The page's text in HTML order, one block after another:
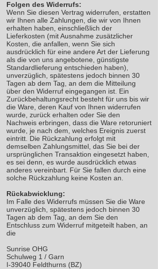
Folgen des Widerrufs:
Wenn Sie diesen Vertrag widerrufen, erstatten
wir Ihnen alle Zahlungen, die wir von Ihnen
erhalten haben, einschließlich der
Lieferkosten (mit Ausnahme zusätzlicher
Kosten, die anfallen, wenn Sie sich
ausdrücklich für eine andere Art der Lieferung
als die von uns angebotene, günstigste
Standardlieferung entschieden haben),
unverzüglich, spätestens jedoch binnen 30
Tagen ab dem Tag, an dem die Mitteilung
über den Widerruf eingegangen ist. Ein
Zurückbehaltungsrecht besteht für uns bis wir
die Ware, deren Kauf von Ihnen widerrufen
wurde, zurück erhalten oder Sie den
Nachweis erbringen, dass die Ware retoruniert
wurde, je nach dem, welches Ereignis zuerst
eintritt. Die Rückzahlung erfolgt mit
demselben Zahlungsmittel, das Sie bei der
ursprünglichen Transaktion eingesetzt haben,
es sei denn, es wurde ausdrücklich etwas
anderes vereinbart. Für Sie fallen durch eine
solche Rückzahlung keine Kosten an.
Rückabwicklung:
Im Falle des Widerrufs müssen Sie die Ware
unverzüglich, spätestens jedoch binnen 30
Tagen ab dem Tag, an dem Sie den
Entschluss zum Widerruf mitgeteilt haben, an
die
Sunrise OHG
Schulweg 1 / Garn
I-39040 Feldthurns (BZ)